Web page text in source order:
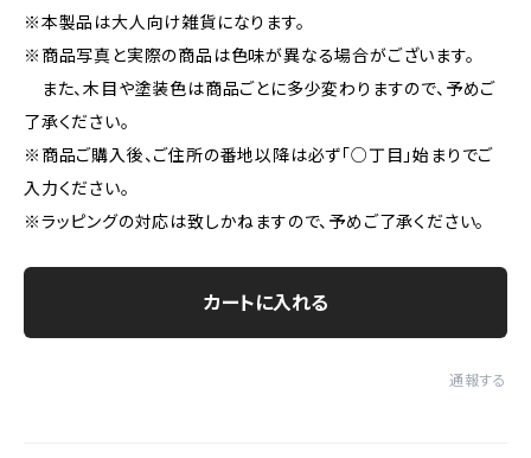
※本製品は大人向け雑貨になります。
※商品写真と実際の商品は色味が異なる場合がございます。
また、木目や塗装色は商品ごとに多少変わりますので、予めご
了承ください。
※商品ご購入後、ご住所の番地以降は必ず「○丁目」始まりでご
入力ください。
※ラッピングの対応は致しかねますので、予めご了承ください。
カートに入れる
通報する